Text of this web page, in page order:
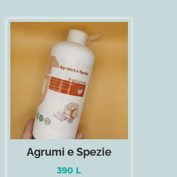
Agrumi e Spezie
390 L